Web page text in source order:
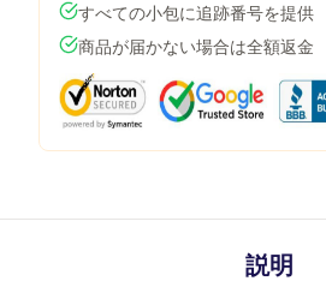
すべての小包に追跡番号を提供
商品が届かない場合は全額返金
説明